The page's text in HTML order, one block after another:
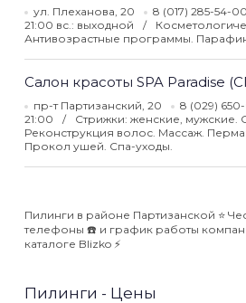
ул. Плеханова, 20 8 (017) 285-54-00
21:00 вс.: выходной
Антивозрастные программы.
Салон красоты SPA Paradise
пр-т Партизанский, 20 8 (029)
21:00
Стрижки: женские, мужские.
Реконструкция волос. Массаж.
Прокол ушей. Спа-уходы.
Пилинги в районе Партизанской ⭐️
телефоны ☎️ и график работы
каталоге Blizko ⚡️
Пилинги - Цены